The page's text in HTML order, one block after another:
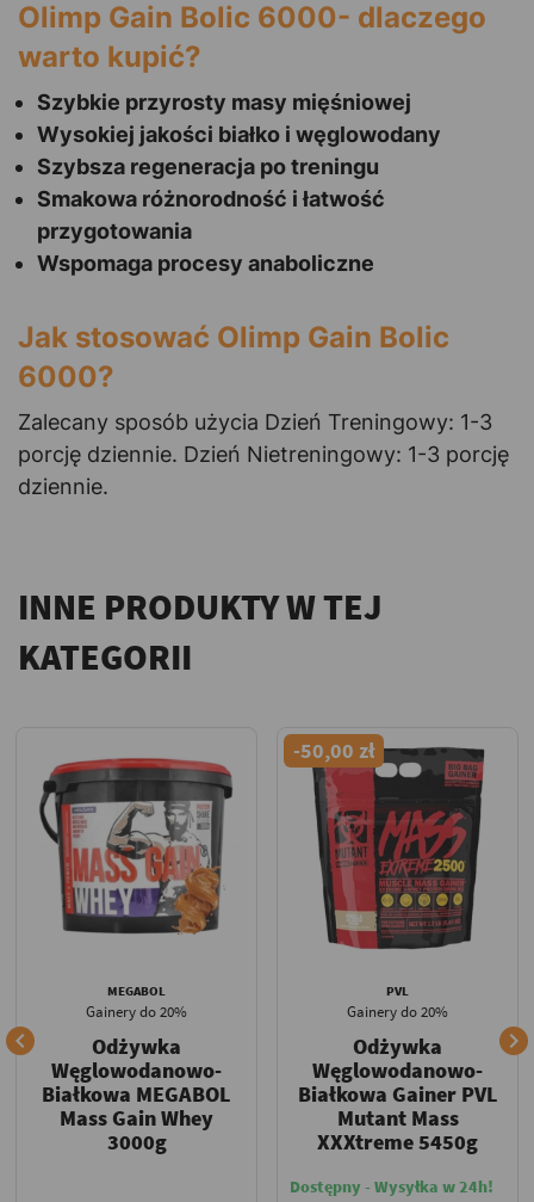
Olimp Gain Bolic 6000- dlaczego
warto kupić?
Szybkie przyrosty masy mięśniowej
Wysokiej jakości białko i węglowodany
Szybsza regeneracja po treningu
Smakowa różnorodność i łatwość
przygotowania
Wspomaga procesy anaboliczne
Jak stosować Olimp Gain Bolic
6000?
Zalecany sposób użycia Dzień Treningowy: 1-3
porcję dziennie. Dzień Nietreningowy: 1-3 porcję
dziennie.
INNE PRODUKTY W TEJ
KATEGORII

MEGABOL
Gainery do 20%
Odżywka
Węglowodanowo-
Białkowa MEGABOL
Mass Gain Whey
3000g
-50,00 zł
PVL
Gainery do 20%
Odżywka
Węglowodanowo-
Białkowa Gainer PVL
Mutant Mass
XXXtreme 5450g
Dostępny - Wysyłka w 24h!
